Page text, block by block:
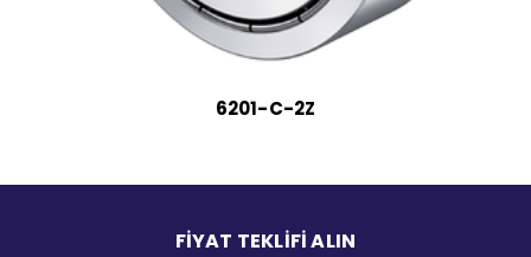
6201-C-2Z
FİYAT TEKLİFİ ALIN